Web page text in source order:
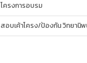
โครงการอบรม
สอบเค้าโครง/ป้องกัน วิทยานิ